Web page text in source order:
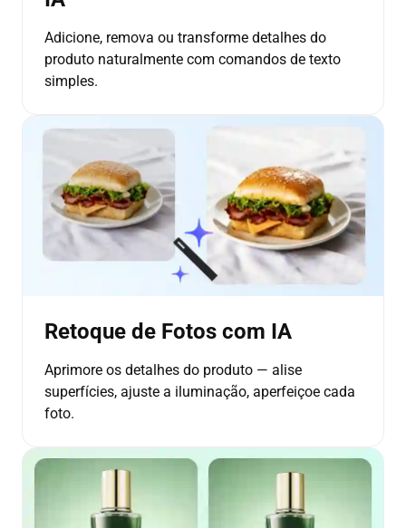
Adicione, remova ou transforme detalhes do
produto naturalmente com comandos de texto
simples.
Retoque de Fotos com IA
Aprimore os detalhes do produto — alise
superfícies, ajuste a iluminação, aperfeiçoe cada
foto.